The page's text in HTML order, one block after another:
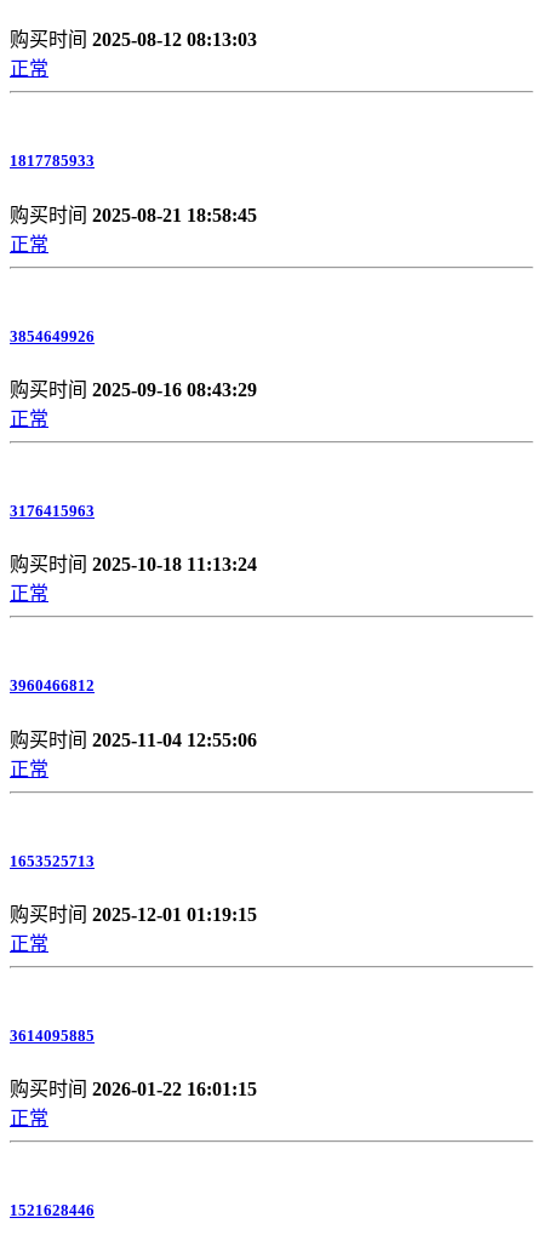
购买时间 2025-08-12 08:13:03
正常
1817785933
购买时间 2025-08-21 18:58:45
正常
3854649926
购买时间 2025-09-16 08:43:29
正常
3176415963
购买时间 2025-10-18 11:13:24
正常
3960466812
购买时间 2025-11-04 12:55:06
正常
1653525713
购买时间 2025-12-01 01:19:15
正常
3614095885
购买时间 2026-01-22 16:01:15
正常
1521628446